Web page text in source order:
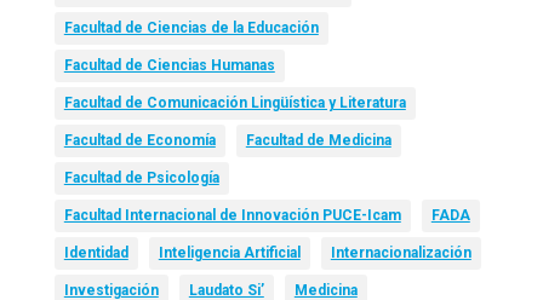
Facultad de Ciencias de la Educación
Facultad de Ciencias Humanas
Facultad de Comunicación Lingüística y Literatura
Facultad de Economía Facultad de Medicina
Facultad de Psicología
Facultad Internacional de Innovación PUCE-Icam FADA
Identidad Inteligencia Artificial Internacionalización
Investigación Laudato Si’ Medicina